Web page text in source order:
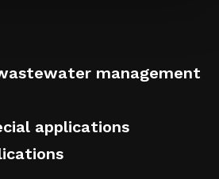
management
applications